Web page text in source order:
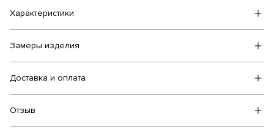
Характеристики
Замеры изделия
Доставка и оплата
Отзыв